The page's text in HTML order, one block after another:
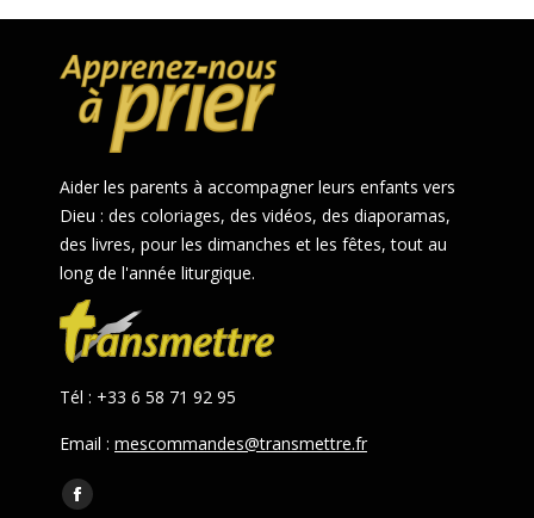
Aider les parents à accompagner leurs enfants vers
Dieu : des coloriages, des vidéos, des diaporamas,
des livres, pour les dimanches et les fêtes, tout au
long de l'année liturgique.
Tél : +33 6 58 71 92 95
Email : mescommandes@transmettre.fr
Trouvez nous sur :
Facebook